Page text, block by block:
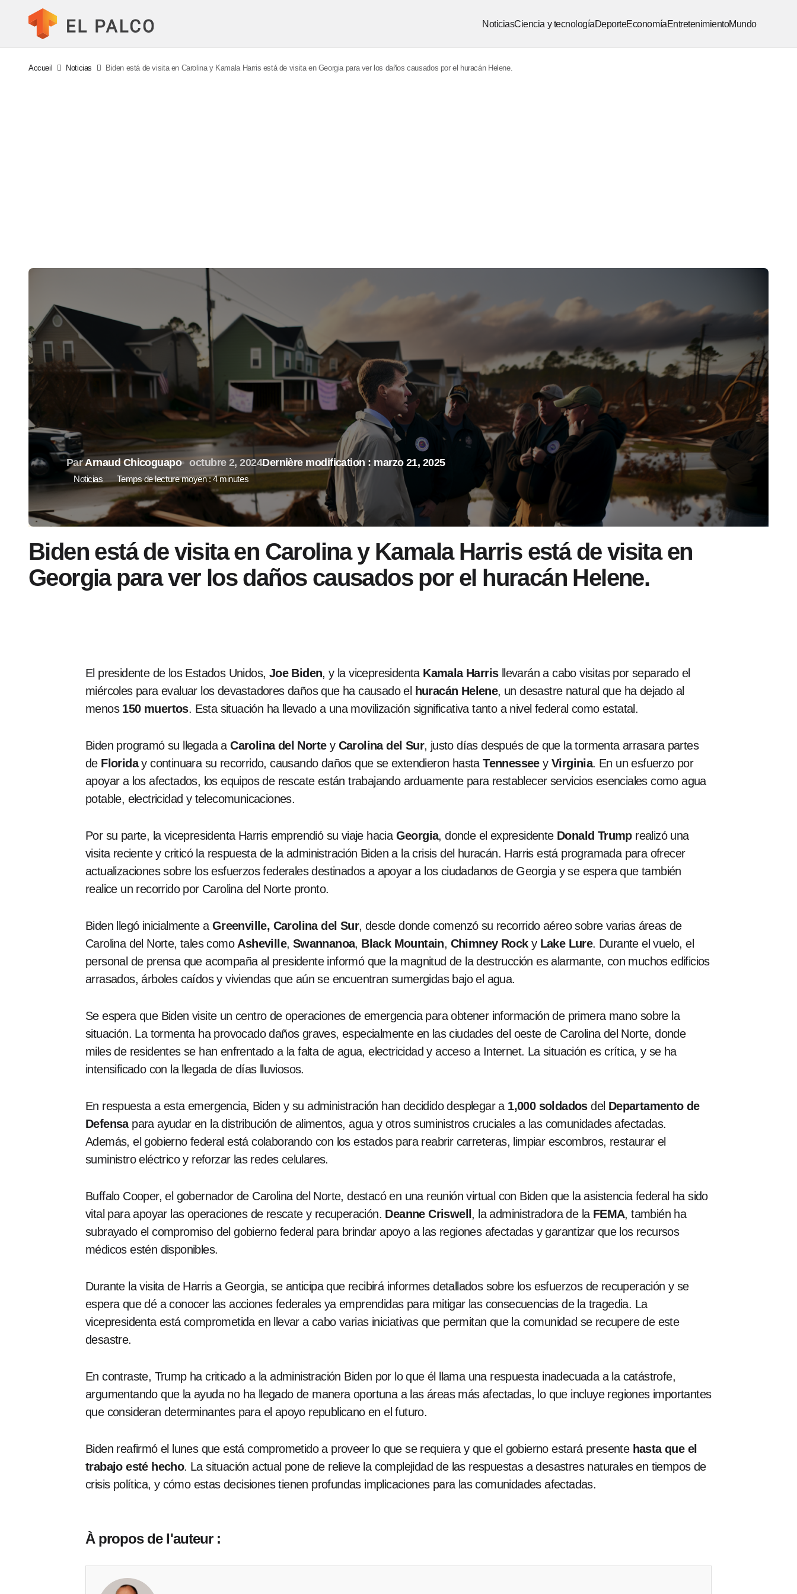
NoticiasCiencia y tecnologíaDeporteEconomíaEntretenimientoMundo
Accueil Noticias Biden está de visita en Carolina y Kamala Harris está de visita en Georgia para ver los daños causados ​​por el huracán Helene.
Par Arnaud Chicoguapo octubre 2, 2024Dernière modification : marzo 21, 2025
Noticias Temps de lecture moyen : 4 minutes
Biden está de visita en Carolina y Kamala Harris está de visita en
Georgia para ver los daños causados ​​por el huracán Helene.
El presidente de los Estados Unidos, Joe Biden, y la vicepresidenta Kamala Harrisllevarán a cabo visitas por separado el
miércoles para evaluar los devastadores daños que ha causado el huracán Helene, un desastre natural que ha dejado al
menos 150 muertos. Esta situación ha llevado a una movilización significativa tanto a nivel federal como estatal.
Biden programó su llegada aCarolina del Nortey Carolina del Sur, justo días después de que la tormenta arrasara partes
de Floriday continuara su recorrido, causando daños que se extendieron hastaTennesseeyVirginia. En un esfuerzo por
apoyar a los afectados, los equipos de rescate están trabajando arduamente para restablecer servicios esenciales como agua
potable, electricidad y telecomunicaciones.
Por su parte, la vicepresidenta Harris emprendió su viaje hacia Georgia, donde el expresidente Donald Trumprealizó una
visita reciente y criticó la respuesta de la administración Biden a la crisis del huracán. Harris está programada para ofrecer
actualizaciones sobre los esfuerzos federales destinados a apoyar a los ciudadanos de Georgia y se espera que también
realice un recorrido por Carolina del Norte pronto.
Biden llegó inicialmente a Greenville, Carolina del Sur, desde donde comenzó su recorrido aéreo sobre varias áreas de
Carolina del Norte, tales como Asheville, Swannanoa, Black Mountain, Chimney Rocky Lake Lure. Durante el vuelo, el
personal de prensa que acompaña al presidente informó que la magnitud de la destrucción es alarmante, con muchos edificios
arrasados, árboles caídos y viviendas que aún se encuentran sumergidas bajo el agua.
Se espera que Biden visite un centro de operaciones de emergencia para obtener información de primera mano sobre la
situación. La tormenta ha provocado daños graves, especialmente en las ciudades del oeste de Carolina del Norte, donde
miles de residentes se han enfrentado a la falta de agua, electricidad y acceso a Internet. La situación es crítica, y se ha
intensificado con la llegada de días lluviosos.
En respuesta a esta emergencia, Biden y su administración han decidido desplegar a 1,000 soldadosdel Departamento de
Defensapara ayudar en la distribución de alimentos, agua y otros suministros cruciales a las comunidades afectadas.
Además, el gobierno federal está colaborando con los estados para reabrir carreteras, limpiar escombros, restaurar el
suministro eléctrico y reforzar las redes celulares.
Buffalo Cooper, el gobernador de Carolina del Norte, destacó en una reunión virtual con Biden que la asistencia federal ha sido
vital para apoyar las operaciones de rescate y recuperación. Deanne Criswell , la administradora de la FEMA, también ha
subrayado el compromiso del gobierno federal para brindar apoyo a las regiones afectadas y garantizar que los recursos
médicos estén disponibles.
Durante la visita de Harris a Georgia, se anticipa que recibirá informes detallados sobre los esfuerzos de recuperación y se
espera que dé a conocer las acciones federales ya emprendidas para mitigar las consecuencias de la tragedia. La
vicepresidenta está comprometida en llevar a cabo varias iniciativas que permitan que la comunidad se recupere de este
desastre.
En contraste, Trump ha criticado a la administración Biden por lo que él llama una respuesta inadecuada a la catástrofe,
argumentando que la ayuda no ha llegado de manera oportuna a las áreas más afectadas, lo que incluye regiones importantes
que consideran determinantes para el apoyo republicano en el futuro.
Biden reafirmó el lunes que está comprometido a proveer lo que se requiera y que el gobierno estará presente hasta que el
trabajo esté hecho. La situación actual pone de relieve la complejidad de las respuestas a desastres naturales en tiempos de
crisis política, y cómo estas decisiones tienen profundas implicaciones para las comunidades afectadas.
À propos de l'auteur :